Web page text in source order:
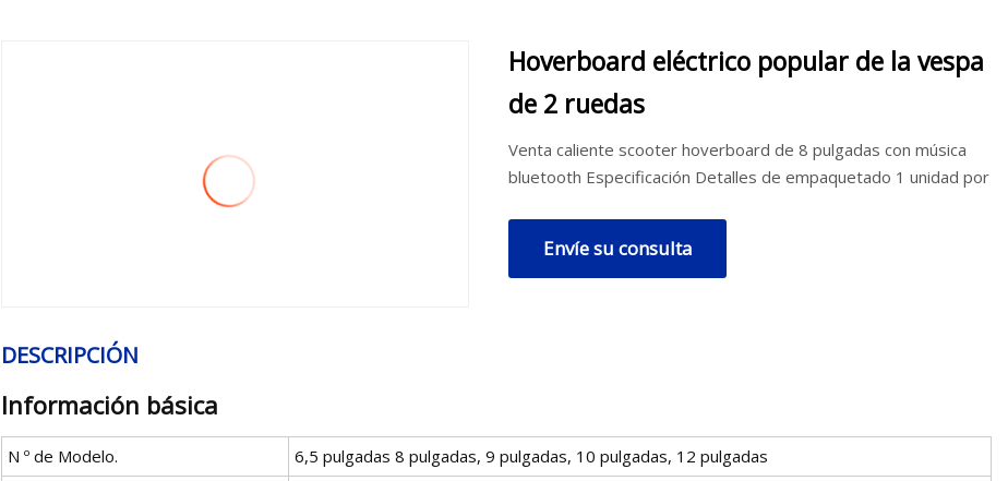
Hoverboard eléctrico popular de la vespa
de 2 ruedas
Venta caliente scooter hoverboard de 8 pulgadas con música
bluetooth Especificación Detalles de empaquetado 1 unidad por
Envíe su consulta
DESCRIPCIÓN
Información básica
N º de Modelo.
6,5 pulgadas 8 pulgadas, 9 pulgadas, 10 pulgadas, 12 pulgadas